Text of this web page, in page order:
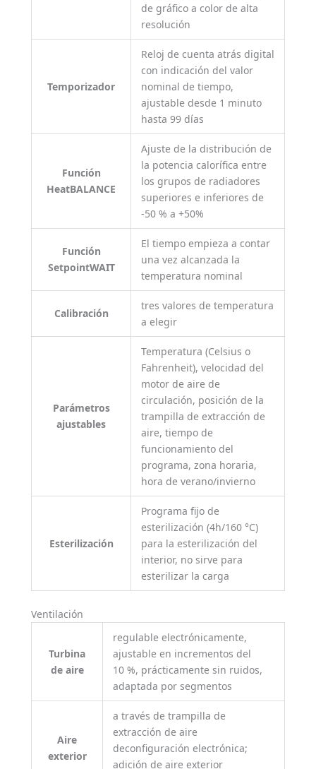
de gráfico a color de alta
resolución
Temporizador
Reloj de cuenta atrás digital
con indicación del valor
nominal de tiempo,
ajustable desde 1 minuto
hasta 99 días
Función
HeatBALANCE
Ajuste de la distribución de
la potencia calorífica entre
los grupos de radiadores
superiores e inferiores de
-50 % a +50%
Función
SetpointWAIT
El tiempo empieza a contar
una vez alcanzada la
temperatura nominal
Calibración
tres valores de temperatura
a elegir
Parámetros
ajustables
Temperatura (Celsius o
Fahrenheit), velocidad del
motor de aire de
circulación, posición de la
trampilla de extracción de
aire, tiempo de
funcionamiento del
programa, zona horaria,
hora de verano/invierno
Esterilización
Programa fijo de
esterilización (4h/160 °C)
para la esterilización del
interior, no sirve para
esterilizar la carga
Ventilación
Turbina
de aire
regulable electrónicamente,
ajustable en incrementos del
10 %, prácticamente sin ruidos,
adaptada por segmentos
Aire
exterior
a través de trampilla de
extracción de aire
deconfiguración electrónica;
adición de aire exterior